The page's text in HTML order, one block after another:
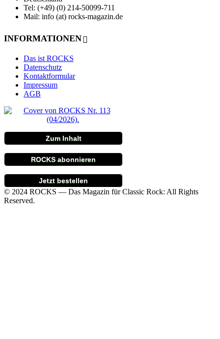
Tel: (+49) (0) 214-50099-711
Mail: info (at) rocks-magazin.de
INFORMATIONEN
Das ist ROCKS
Datenschutz
Kontaktformular
Impressum
AGB
Zum Inhalt
ROCKS abonnieren
Jetzt bestellen
© 2024 ROCKS — Das Magazin für Classic Rock: All Rights
Reserved.